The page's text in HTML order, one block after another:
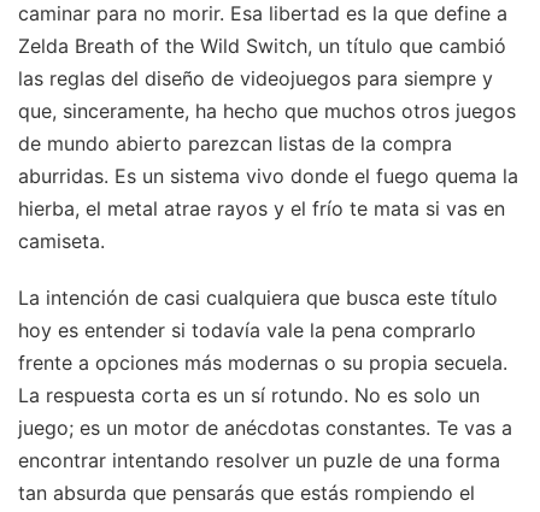
caminar para no morir. Esa libertad es la que define a
Zelda Breath of the Wild Switch, un título que cambió
las reglas del diseño de videojuegos para siempre y
que, sinceramente, ha hecho que muchos otros juegos
de mundo abierto parezcan listas de la compra
aburridas. Es un sistema vivo donde el fuego quema la
hierba, el metal atrae rayos y el frío te mata si vas en
camiseta.
La intención de casi cualquiera que busca este título
hoy es entender si todavía vale la pena comprarlo
frente a opciones más modernas o su propia secuela.
La respuesta corta es un sí rotundo. No es solo un
juego; es un motor de anécdotas constantes. Te vas a
encontrar intentando resolver un puzle de una forma
tan absurda que pensarás que estás rompiendo el